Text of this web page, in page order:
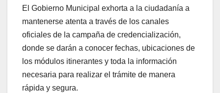
El Gobierno Municipal exhorta a la ciudadanía a
mantenerse atenta a través de los canales
oficiales de la campaña de credencialización,
donde se darán a conocer fechas, ubicaciones de
los módulos itinerantes y toda la información
necesaria para realizar el trámite de manera
rápida y segura.